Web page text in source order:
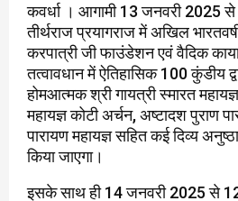
कवर्धा । आगामी 13 जनवरी 2025
तीर्थराज प्रयागराज में अखिल
करपात्री जी फाउंडेशन एवं वैदिक
तत्वावधान में ऐतिहासिक 100 कुंडीय
होमआत्मक श्री गायत्री स्मारत
महायज्ञ कोटी अर्चन, अष्टादश पुराण
पारायण महायज्ञ सहित कई दिव्य
किया जाएगा।
इसके साथ ही 14 जनवरी 2025 से